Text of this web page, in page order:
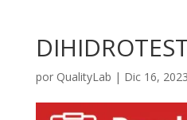
por QualityLab | Dic 16, 2023